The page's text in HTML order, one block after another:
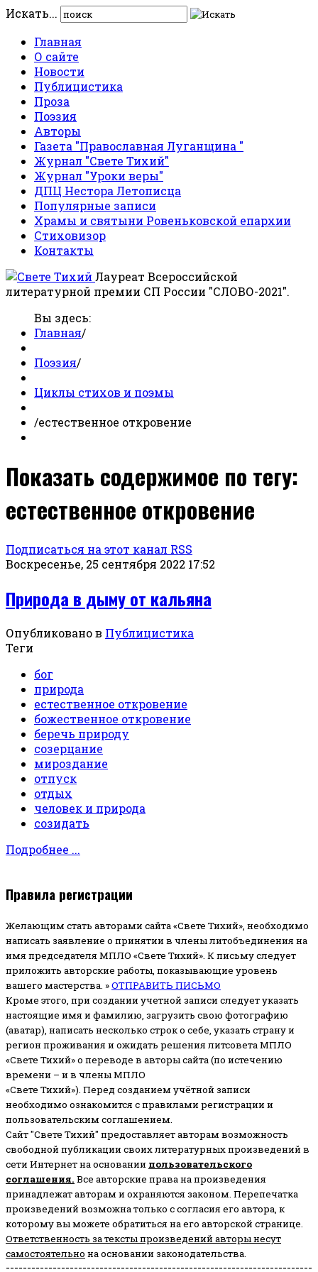
Искать...
Главная
О сайте
Новости
Публицистика
Проза
Поэзия
Авторы
Газета "Православная Луганщина "
Журнал "Свете Тихий"
Журнал "Уроки веры"
ДПЦ Нестора Летописца
Популярные записи
Храмы и святыни Ровеньковской епархии
Стиховизор
Контакты
Лауреат Всероссийской
литературной премии СП России "СЛОВО-2021".
Вы здесь:
Главная/
Поэзия/
Циклы стихов и поэмы
/естественное откровение
Показать содержимое по тегу:
естественное откровение
Подписаться на этот канал RSS
Воскресенье, 25 сентября 2022 17:52
Природа в дыму от кальяна
Опубликовано в Публицистика
Теги
бог
природа
естественное откровение
божественное откровение
беречь природу
созерцание
мироздание
отпуск
отдых
человек и природа
созидать
Подробнее ...
Правила регистрации
Желающим стать авторами сайта «Свете Тихий», необходимо
написать заявление о принятии в члены литобъединения на
имя председателя МПЛО «Свете Тихий». К письму следует
приложить авторские работы, показывающие уровень
вашего мастерства. »ОТПРАВИТЬ ПИСЬМО
Кроме этого, при создании учетной записи следует указать
настоящие имя и фамилию, загрузить свою фотографию
(аватар), написать несколько строк о себе, указать страну и
регион проживания и ожидать решения литсовета МПЛО
«Свете Тихий» о переводе в авторы сайта (по истечению
времени – и в члены МПЛО
«Свете Тихий»). Перед созданием учётной записи
необходимо ознакомится с правилами регистрации и
пользовательским соглашением.
Сайт "Свете Тихий" предоставляет авторам возможность
свободной публикации своих литературных произведений в
сети Интернет на основании пользовательского
соглашения. Все авторские права на произведения
принадлежат авторам и охраняются законом. Перепечатка
произведений возможна только с согласия его автора, к
которому вы можете обратиться на его авторской странице.
Ответственность за тексты произведений авторы несут
самостоятельно на основании законодательства.
------------------------------------------------------------------------